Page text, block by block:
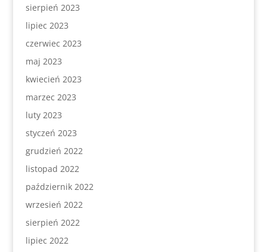
sierpień 2023
lipiec 2023
czerwiec 2023
maj 2023
kwiecień 2023
marzec 2023
luty 2023
styczeń 2023
grudzień 2022
listopad 2022
październik 2022
wrzesień 2022
sierpień 2022
lipiec 2022